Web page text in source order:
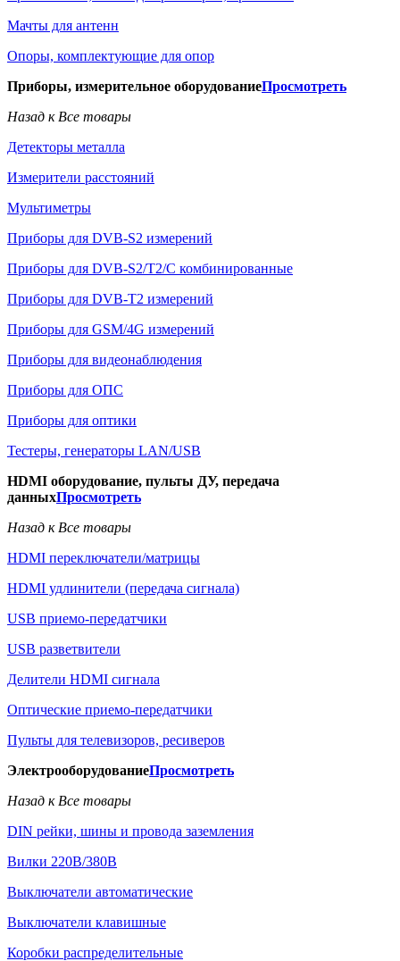
Мачты для антенн
Опоры, комплектующие для опор
Приборы, измерительное оборудованиеПросмотреть
Назад к Все товары
Детекторы металла
Измерители расстояний
Мультиметры
Приборы для DVB-S2 измерений
Приборы для DVB-S2/T2/C комбинированные
Приборы для DVB-T2 измерений
Приборы для GSM/4G измерений
Приборы для видеонаблюдения
Приборы для ОПС
Приборы для оптики
Тестеры, генераторы LAN/USB
HDMI оборудование, пульты ДУ, передача
данныхПросмотреть
Назад к Все товары
HDMI переключатели/матрицы
HDMI удлинители (передача сигнала)
USB приемо-передатчики
USB разветвители
Делители HDMI сигнала
Оптические приемо-передатчики
Пульты для телевизоров, ресиверов
ЭлектрооборудованиеПросмотреть
Назад к Все товары
DIN рейки, шины и провода заземления
Вилки 220В/380В
Выключатели автоматические
Выключатели клавишные
Коробки распределительные